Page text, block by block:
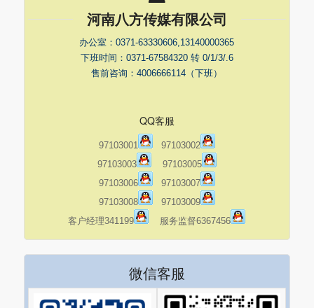
河南八方传媒有限公司
办公室：0371-63330606,13140000365
下班时间：0371-67584320 转 0/1/3/.6
售前咨询：4006666114（下班）
QQ客服
97103001
97103002
97103003
97103005
97103006
97103007
97103008
97103009
客户经理341199
服务监督6367456
微信客服